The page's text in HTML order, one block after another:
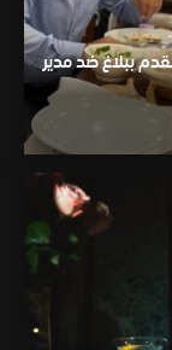
ببلاغ ضد مدير